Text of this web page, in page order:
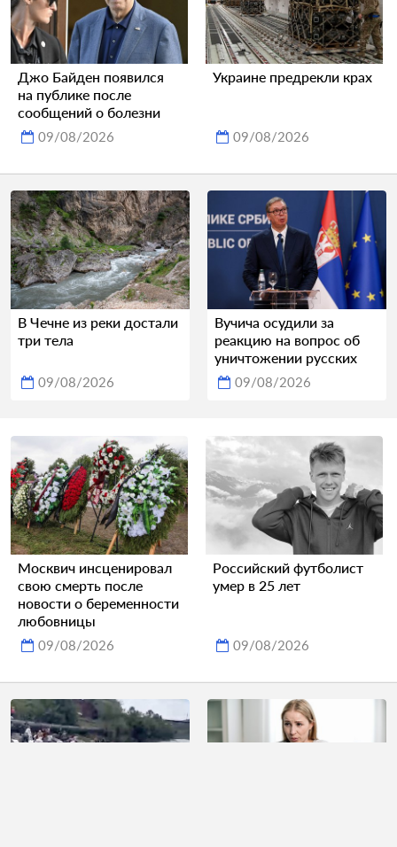
Джо Байден появился
на публике после
сообщений о болезни
09/08/2026
Украине предрекли крах
09/08/2026
В Чечне из реки достали
три тела
09/08/2026
Вучича осудили за
реакцию на вопрос об
уничтожении русских
09/08/2026
Москвич инсценировал
свою смерть после
новости о беременности
любовницы
09/08/2026
Российский футболист
умер в 25 лет
09/08/2026